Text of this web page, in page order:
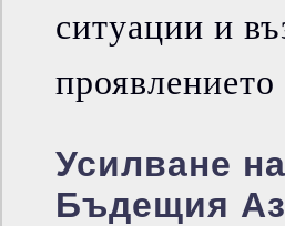
ситуации и
Усилване
Бъдещия Аз